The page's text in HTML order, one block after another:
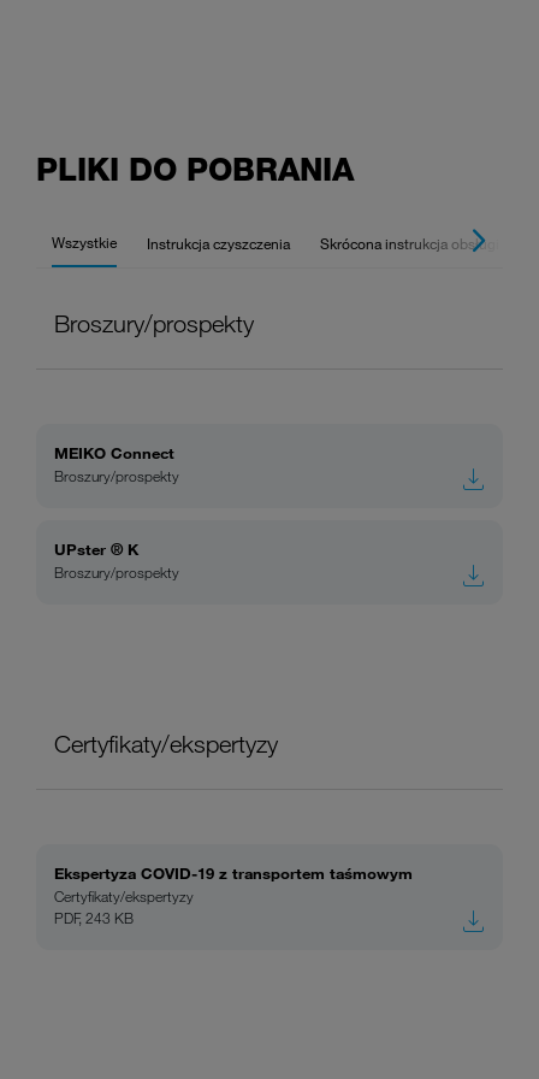
PLIKI DO POBRANIA
Wszystkie Instrukcja czyszczenia Skrócona instrukcja obsługi
Broszury/prospekty
MEIKO Connect
Broszury/prospekty
UPster ® K
Broszury/prospekty
Certyfikaty/ekspertyzy
Ekspertyza COVID-19 z transportem taśmowym
Certyfikaty/ekspertyzy
PDF, 243 KB